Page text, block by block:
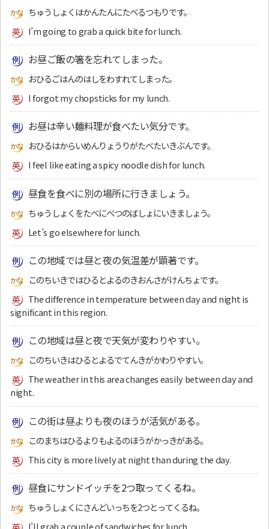
ちゅうしょくはかんたんにたべるつもりです。
I’m going to grab a quick bite for lunch.
お昼ご飯の箸を忘れてしまった。
おひるごはんのはしをわすれてしまった。
I forgot my chopsticks for my lunch.
お昼は辛い麺料理が食べたい気分です。
おひるはからいめんりょうりがたべたいきぶんです。
I feel like eating a spicy noodle dish for lunch.
昼食を食べに別の場所に行きましょう。
ちゅうしょくをたべにべつのばしょにいきましょう。
Let’s go elsewhere for lunch.
この地域では昼と夜の気温差が顕著です。
このちいきではひるとよるのきおんさがけんちょです。
The difference in temperature between day and night is
significant in this region.
この地域は昼と夜で天気が変わりやすい。
このちいきはひるとよるでてんきがかわりやすい。
The weather in this area changes easily between day and
night.
この街は昼よりも夜のほうが活気がある。
このまちはひるよりもよるのほうがかっきがある。
This city is more lively at night than during the day.
昼食にサンドイッチを2つ取ってくるね。
ちゅうしょくにさんどいっちを2つとってくるね。
I’ll grab a couple of sandwiches for lunch.